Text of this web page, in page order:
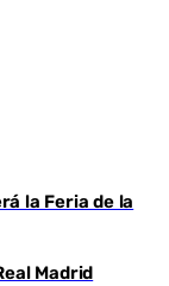
la Feria de la
Madrid